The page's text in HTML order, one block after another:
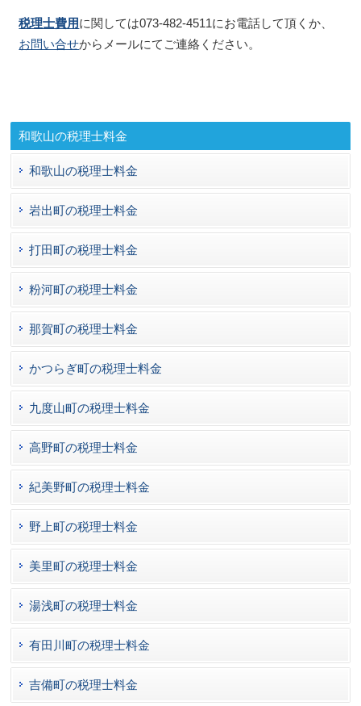
税理士費用に関しては073-482-4511にお電話して頂くか、
お問い合せからメールにてご連絡ください。
和歌山の税理士料金
和歌山の税理士料金
岩出町の税理士料金
打田町の税理士料金
粉河町の税理士料金
那賀町の税理士料金
かつらぎ町の税理士料金
九度山町の税理士料金
高野町の税理士料金
紀美野町の税理士料金
野上町の税理士料金
美里町の税理士料金
湯浅町の税理士料金
有田川町の税理士料金
吉備町の税理士料金